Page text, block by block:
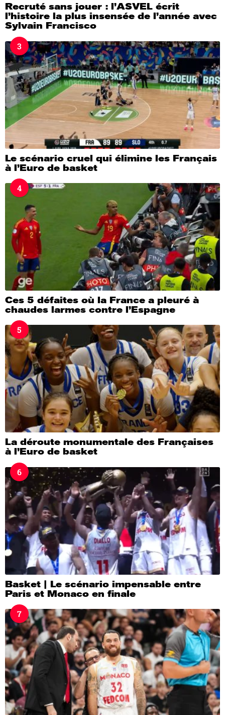
Recruté sans jouer : l’ASVEL écrit
l’histoire la plus insensée de l’année avec
Sylvain Francisco
3
Le scénario cruel qui élimine les Français
à l’Euro de basket
4
Ces 5 défaites où la France a pleuré à
chaudes larmes contre l’Espagne
5
La déroute monumentale des Françaises
à l’Euro de basket
6
Basket | Le scénario impensable entre
Paris et Monaco en finale
7